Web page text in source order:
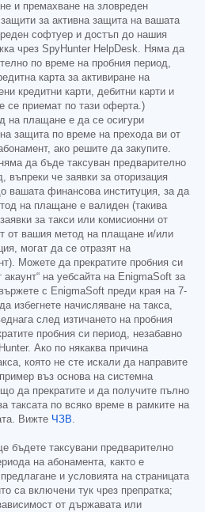
и премахване на зловреден
за активна защита на вашата
софтуер и достъп до нашия
чрез SpyHunter HelpDesk. Няма да
по време на пробния период,
карта за активиране на
кредитни карти, дебитни карти и
се приемат по тази оферта.)
на плащане е да се осигури
защита по време на прехода ви от
ако решите да закупите.
да бъде таксуван предварително
въпреки че заявки за оторизация
вашата финансова институция, за да
на плащане е валиден (такива
за такси или комисионни от
от вашия метод на плащане и/или
могат да се отразят на
Можете да прекратите пробния си
на уебсайта на EnigmaSoft за
с EnigmaSoft преди края на 7-
избегнете начисляване на такса,
след изтичането на пробния
пробния си период, незабавно
Ако по някаква причина
която не сте искали да направите
въз основа на системна
да прекратите и да получите пълно
таксата по всяко време в рамките на
Вижте ЧЗВ.
бъдете таксувани предварително
на абонамента, както е
и условията на страницата
са включени тук чрез препратка;
от държавата или